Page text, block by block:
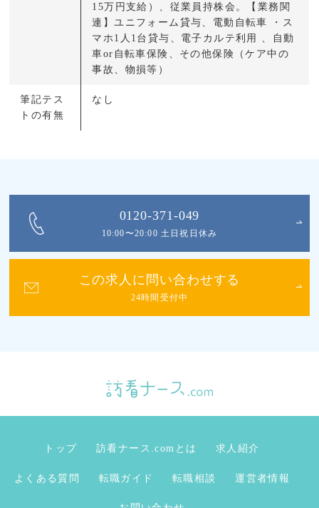
15万円支給）、従業員持株会。【業務関
連】ユニフォーム貸与、電動自転車 ・ス
マホ1人1台貸与、電子カルテ利用 、自動
車or自転車保険、その他保険（ケア中の
事故、物損等）
筆記テス
トの有無
なし
0120-371-049
10:00〜20:00 土日祝日休み
この求人に問い合わせする
24時間受付中
トップ 訪看ナース.comとは 求人紹介
よくある質問 転職ガイド 転職相談 運営者情報